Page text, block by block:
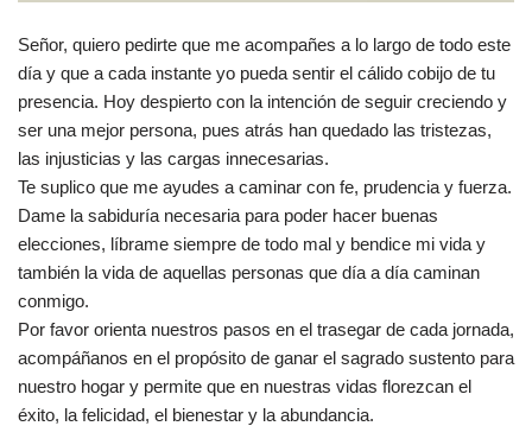
Señor, quiero pedirte que me acompañes a lo largo de todo este
día y que a cada instante yo pueda sentir el cálido cobijo de tu
presencia. Hoy despierto con la intención de seguir creciendo y
ser una mejor persona, pues atrás han quedado las tristezas,
las injusticias y las cargas innecesarias.
Te suplico que me ayudes a caminar con fe, prudencia y fuerza.
Dame la sabiduría necesaria para poder hacer buenas
elecciones, líbrame siempre de todo mal y bendice mi vida y
también la vida de aquellas personas que día a día caminan
conmigo.
Por favor orienta nuestros pasos en el trasegar de cada jornada,
acompáñanos en el propósito de ganar el sagrado sustento para
nuestro hogar y permite que en nuestras vidas florezcan el
éxito, la felicidad, el bienestar y la abundancia.